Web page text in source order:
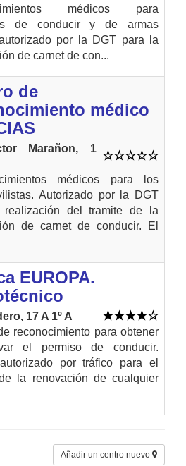
médicos para
de conducir y de armas
por la DGT para la
de carnet de con...
de
médico
Marañon, 1
médicos para los
Autorizado por la DGT
del tramite de la
de carnet de conducir. El
EUROPA.
17 A 1º A
reconocimiento para obtener
el permiso de conducir.
por tráfico para el
la renovación de cualquier
Añadir un centro nuevo